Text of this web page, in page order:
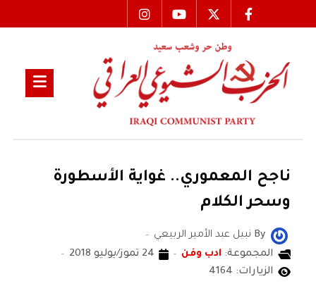
ناجح المعموري.. غواية الأسطورة
وسحر الكلام
By نبيل عبد الأمير الربيعي
المجموعة: ادب وفن
24 تموز/يوليو 2018
الزيارات: 4164